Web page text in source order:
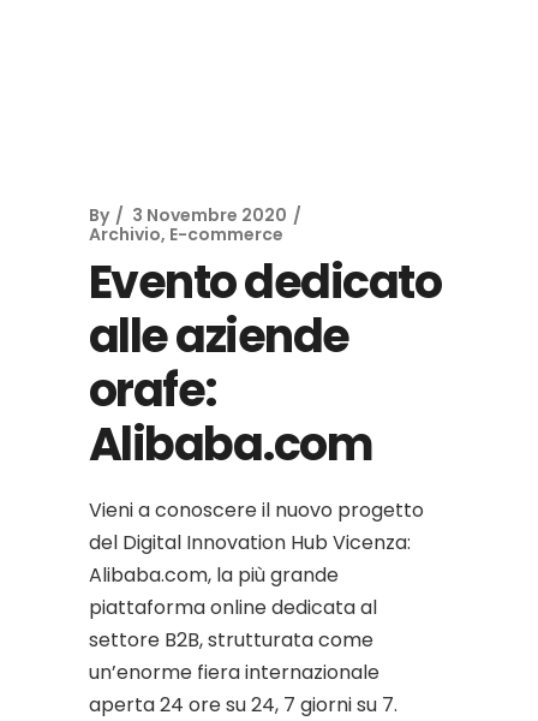
By
3 Novembre 2020
Archivio, E-commerce
Evento dedicato
alle aziende
orafe:
Alibaba.com
Vieni a conoscere il nuovo progetto
del Digital Innovation Hub Vicenza:
Alibaba.com, la più grande
piattaforma online dedicata al
settore B2B, strutturata come
un’enorme fiera internazionale
aperta 24 ore su 24, 7 giorni su 7.